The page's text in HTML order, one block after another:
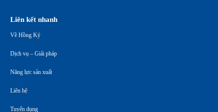
Liên kết nhanh
Về Hồng Ký
Dịch vụ – Giải pháp
Năng lực sản xuất
Liên hệ
Tuyển dụng